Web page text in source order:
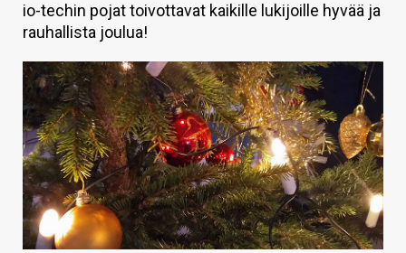
TIETOA
HINTA.FI
KAUPPA
VAIHDA TEEMA
HAKU
io-techin pojat toivottavat kaikille lukijoille hyvää ja
rauhallista joulua!